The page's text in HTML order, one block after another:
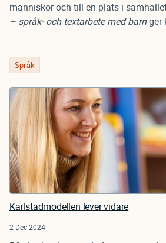
människor och till en plats i
– språk- och textarbete med barnger
Språk
Karlstadmodellen lever vidare
2 Dec 2024